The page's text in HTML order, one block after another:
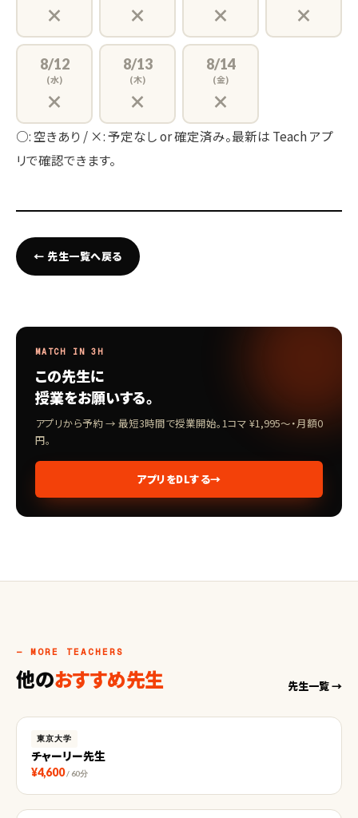
× × × ×
8/12
(水)
×
8/13
(木)
×
8/14
(金)
×
○: 空きあり / ×: 予定なし or 確定済み。最新は Teach アプ
リで確認できます。
← 先生一覧へ戻る
MATCH IN 3H
この先生に
授業をお願いする。
アプリから予約 → 最短3時間で授業開始。1コマ ¥1,995〜・月額0
円。
アプリをDLする→
— MORE TEACHERS
他のおすすめ先生 先生一覧 →
東京大学
チャーリー先生
¥4,600 / 60分